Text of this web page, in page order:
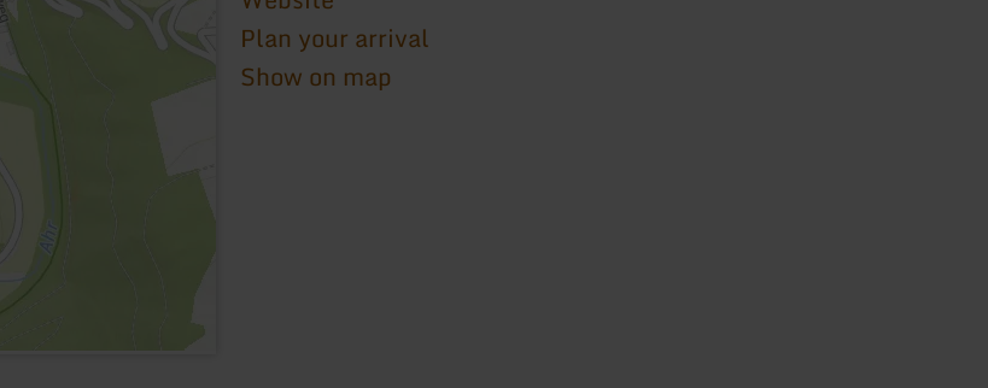
Plan your arrival
Show on map